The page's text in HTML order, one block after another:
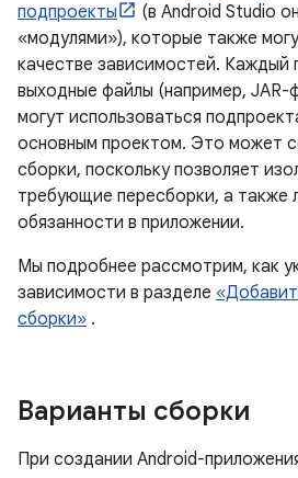
подпроекты
(в Android Studio
«модулями»), которые также
качестве зависимостей. Каждый
выходные файлы (например, JAR-
могут использоваться
основным проектом. Это может
сборки, поскольку позволяет
требующие пересборки, а также
обязанности в приложении.
Мы подробнее рассмотрим, как
зависимости в разделе
сборки» .
Варианты сборки
При создании Android-